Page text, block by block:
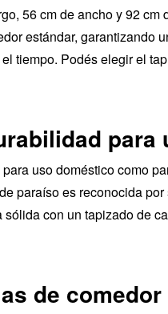
56 cm de ancho y 92
estándar, garantizando
tiempo. Podés elegir el
uso doméstico como
paraíso es reconocida
con un tapizado de
de